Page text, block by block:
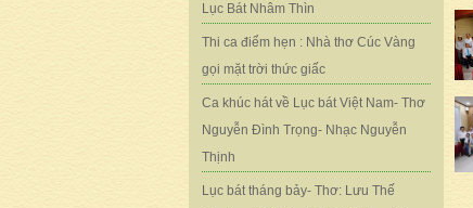
Lục Bát Nhâm Thìn
Thi ca điểm hẹn : Nhà thơ Cúc Vàng
gọi mặt trời thức giấc
Ca khúc hát về Lục bát Việt Nam- Thơ
Nguyễn Đình Trọng- Nhạc Nguyễn
Thịnh
Lục bát tháng bảy- Thơ: Lưu Thế